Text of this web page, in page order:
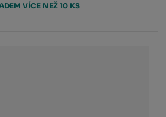
VÍCE NEŽ 10 KS